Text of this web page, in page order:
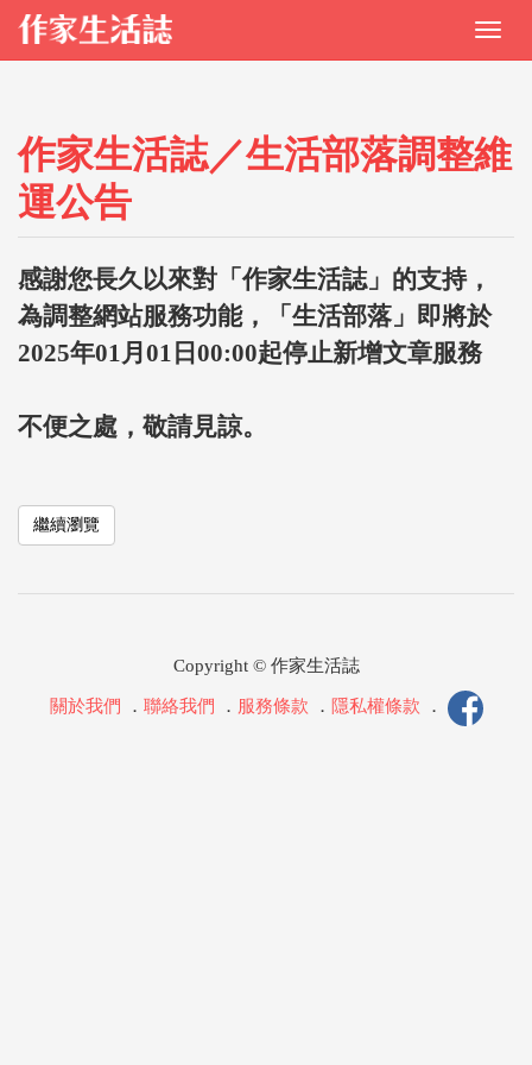
作家生活誌／生活部落調整維
運公告
感謝您長久以來對「作家生活誌」的支持，
為調整網站服務功能，「生活部落」即將於
2025年01月01日00:00起停止新增文章服務
不便之處，敬請見諒。
繼續瀏覽
Copyright © 作家生活誌
關於我們 ． 聯絡我們 ． 服務條款 ． 隱私權條款 ．